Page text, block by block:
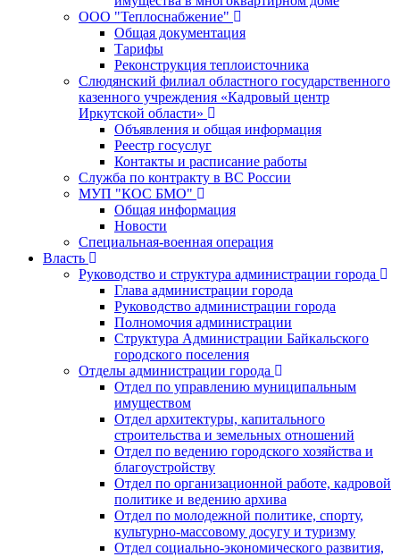
ООО "Теплоснабжение"
Общая документация
Тарифы
Реконструкция теплоисточника
Слюдянский филиал областного государственного
казенного учреждения «Кадровый центр
Иркутской области»
Объявления и общая информация
Реестр госуслуг
Контакты и расписание работы
Служба по контракту в ВС России
МУП "КОС БМО"
Общая информация
Новости
Специальная-военная операция
Власть
Руководство и структура администрации города
Глава администрации города
Руководство администрации города
Полномочия администрации
Структура Администрации Байкальского
городского поселения
Отделы администрации города
Отдел по управлению муниципальным
имуществом
Отдел архитектуры, капитального
строительства и земельных отношений
Отдел по ведению городского хозяйства и
благоустройству
Отдел по организационной работе, кадровой
политике и ведению архива
Отдел по молодежной политике, спорту,
культурно-массовому досугу и туризму
Отдел социально-экономического развития,